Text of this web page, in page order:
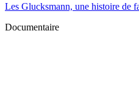
Les Glucksmann, une histoire de
Documentaire